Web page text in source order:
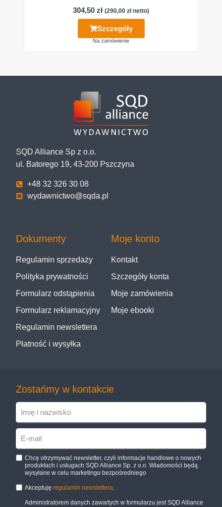
304,50 zł (290,00 złnetto)
Szczegóły
Na zamówienie
SQD Alliance Sp z o.o.
ul. Batorego 19, 43-200 Pszczyna
+48 32 326 30 08
wydawnictwo@sqda.pl
Dokumenty
Regulamin sprzedaży
Polityka prywatności
Formularz odstąpienia
Formularz reklamacyjny
Regulamin newslettera
Płatność i wysyłka
Moje konto
Kontakt
Szczegóły konta
Moje zamówienia
Moje ebooki
Zostańmy w kontakcie
Chcę otrzymywać newsletter, czyli informacje handlowe o nowych
produktach i usługach SQD Alliance Sp. z o.o. Wiadomości będą
wysyłane w celu marketingu bezpośredniego
Akceptuję regulamin newslettera.
Administratorem danych zawartych w formularzu jest SQD Alliance